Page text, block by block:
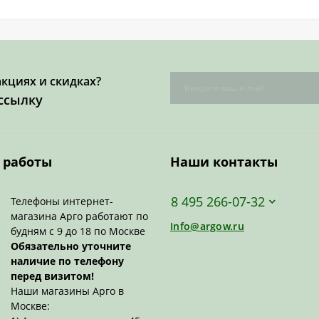
и скидках?
Телефоны интернет-
магазина Арго работают по
будням с 9 до 18 по Москве
Обязательно уточните
наличие по телефону
перед визитом!
Наши магазины Арго в
Москве:
Наши контакты
8 495 266-07-32
Info@argow.ru